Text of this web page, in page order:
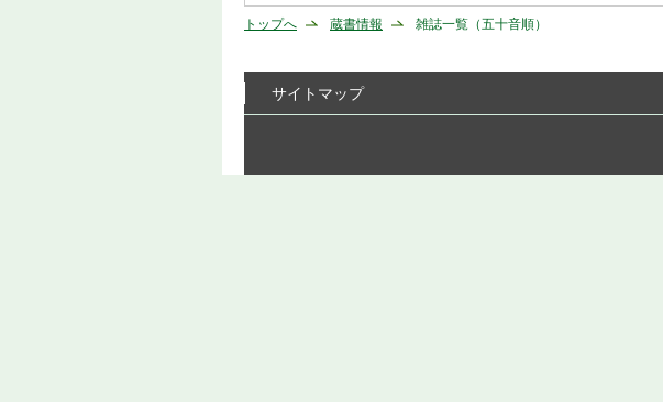
トップへ 蔵書情報
雑誌一覧（五十音順）
サイトマップ